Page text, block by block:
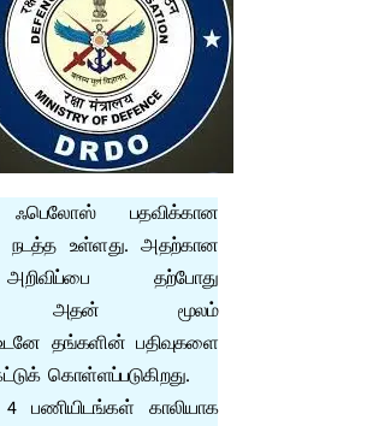
ஃபெலோஸ் பதவிக்கான
நடத்த உள்ளது. அதற்கான
தற்போது
அதன் மூலம்
தங்களின் பதிவுகளை
கொள்ளப்படுகிறது.
பணியிடங்கள் காலியாக